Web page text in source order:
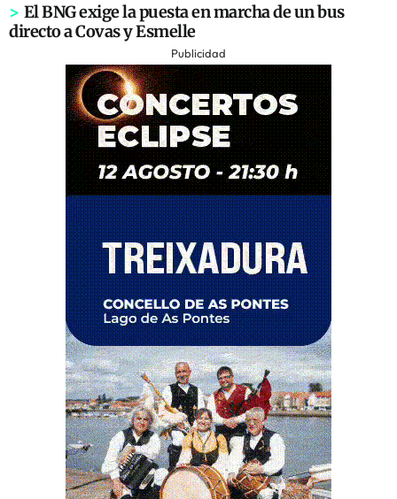
> El BNG exige la puesta en marcha de un bus
directo a Covas y Esmelle
Publicidad